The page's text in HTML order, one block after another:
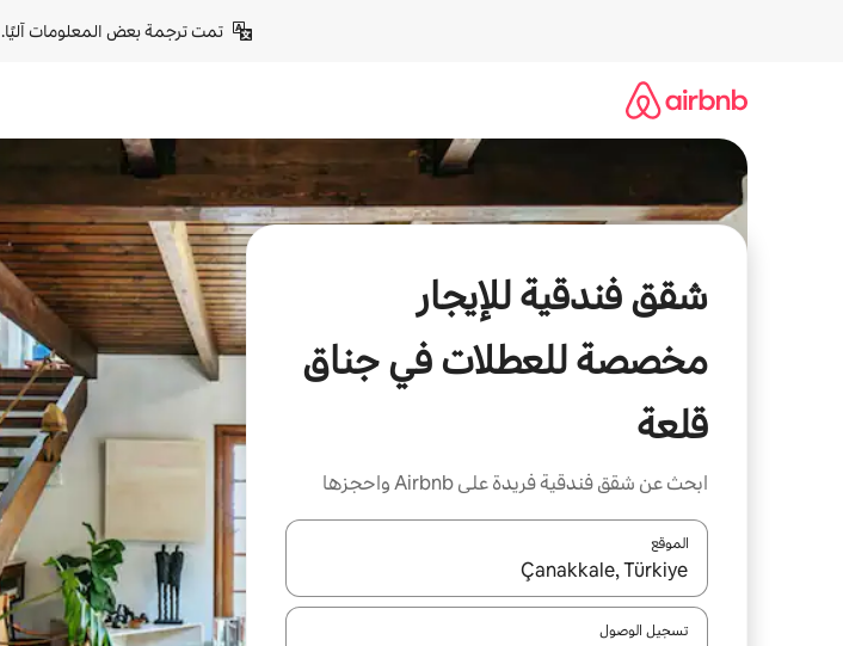
تمت ترجمة بعض المعلومات آليًا.
شقق فندقية للإيجار
مخصصة للعطلات في جناق
قلعة
ابحث عن شقق فندقية فريدة على Airbnb واحجزها
الموقع
عند توفر النتائج، انتقل باستخدام السهمين لأعلى ولأسفل أو استكشف عن طريق اللمس أو السحب.
تسجيل الوصول